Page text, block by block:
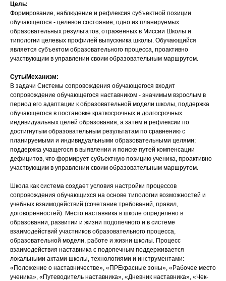
Цель:
Формирование, наблюдение и рефлексия субъектной позиции
обучающегося - целевое состояние, одно из планируемых
образовательных результатов, отраженных в Миссии Школы и
типологии целевых профилей выпускника школы. Обучающийся
является субъектом образовательного процесса, проактивно
участвующим в управлении своим образовательным маршрутом.
Суть/Механизм:
В задачи Системы сопровождения обучающегося входит
сопровождение обучающегося наставником - значимым взрослым в
период его адаптации к образовательной модели школы, поддержка
обучающегося в постановке краткосрочных и долгосрочных
индивидуальных целей образования, а затем и рефлексии по
достигнутым образовательным результатам по сравнению с
планируемыми и индивидуальными образовательными целями;
поддержка учащегося в выявлении и поиске путей компенсации
дефицитов, что формирует субъектную позицию ученика, проактивно
участвующим в управлении своим образовательным маршрутом.
Школа как система создает условия настройки процессов
сопровождения обучающихся на основе типологии возможностей и
учебных взаимодействий (сочетание требований, правил,
договоренностей). Место наставника в школе определено в
образовании, развитии и жизни подопечного и в системе
взаимодействий участников образовательного процесса,
образовательной модели, работе и жизни школы. Процесс
взаимодействия наставника с подопечным поддерживается
локальными актами школы, технологиями и инструментами:
«Положение о наставничестве», «ПРЕкрасные зоны», «Рабочее место
ученика», «Путеводитель наставника», «Дневник наставника», «Чек-